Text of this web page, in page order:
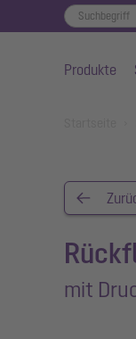
Produkte
mit